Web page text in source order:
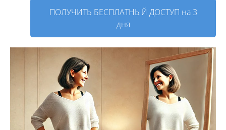
ПОЛУЧИТЬ БЕСПЛАТНЫЙ ДОСТУП на 3
дня